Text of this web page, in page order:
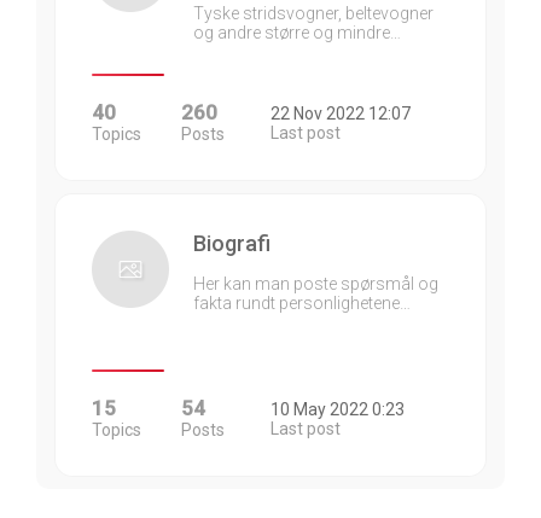
Tyske stridsvogner, beltevogner
og andre større og mindre…
40
Topics
260
Posts
22 Nov 2022 12:07
Last post
Biografi
Her kan man poste spørsmål og
fakta rundt personlighetene…
15
Topics
54
Posts
10 May 2022 0:23
Last post